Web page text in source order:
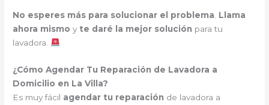
No esperes más para solucionar el problema Llama
ahora mismo y te daré la mejor solución para tu
lavadora.
¿Cómo Agendar Tu Reparación de Lavadora a
Domicilio en La Villa?
Es muy fácil agendar tu reparación de lavadora a